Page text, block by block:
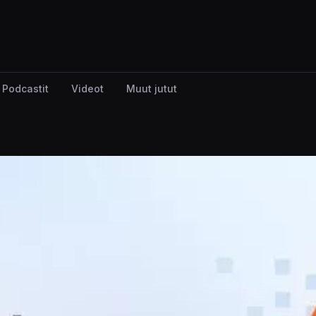
Podcastit Videot Muut jutut